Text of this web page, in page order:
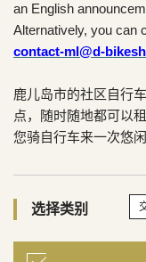
an English
Alternatively, you can
contact-ml@d-
鹿儿岛市的社区自行
点，随时随地都可以
您骑自行车来一次悠
选择类别